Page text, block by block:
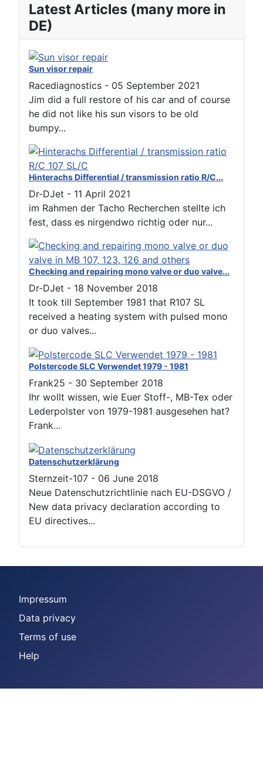
Latest Articles (many more in
DE)
Sun visor repair
Racediagnostics - 05 September 2021
Jim did a full restore of his car and of course
he did not like his sun visors to be old
bumpy...
Hinterachs Differential / transmission ratio R/C...
Dr-DJet - 11 April 2021
im Rahmen der Tacho Recherchen stellte ich
fest, dass es nirgendwo richtig oder nur...
Checking and repairing mono valve or duo valve...
Dr-DJet - 18 November 2018
It took till September 1981 that R107 SL
received a heating system with pulsed mono
or duo valves...
Polstercode SLC Verwendet 1979 - 1981
Frank25 - 30 September 2018
Ihr wollt wissen, wie Euer Stoff-, MB-Tex oder
Lederpolster von 1979-1981 ausgesehen hat?
Frank...
Datenschutzerklärung
Sternzeit-107 - 06 June 2018
Neue Datenschutzrichtlinie nach EU-DSGVO /
New data privacy declaration according to
EU directives...
Impressum
Data privacy
Terms of use
Help